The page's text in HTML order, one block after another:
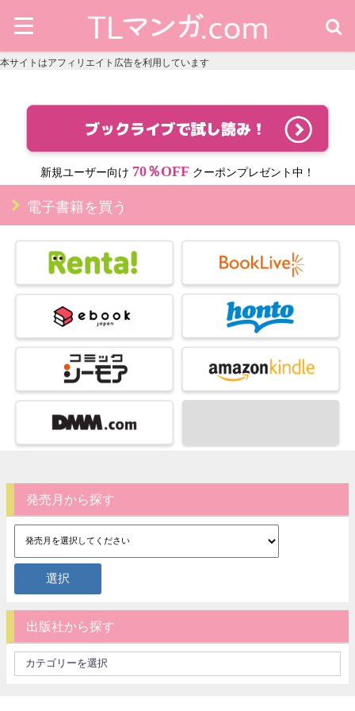
本サイトはアフィリエイト広告を利用しています
新規ユーザー向け 70％OFF クーポンプレゼント中！
電子書籍を買う
発売月から探す
出版社から探す